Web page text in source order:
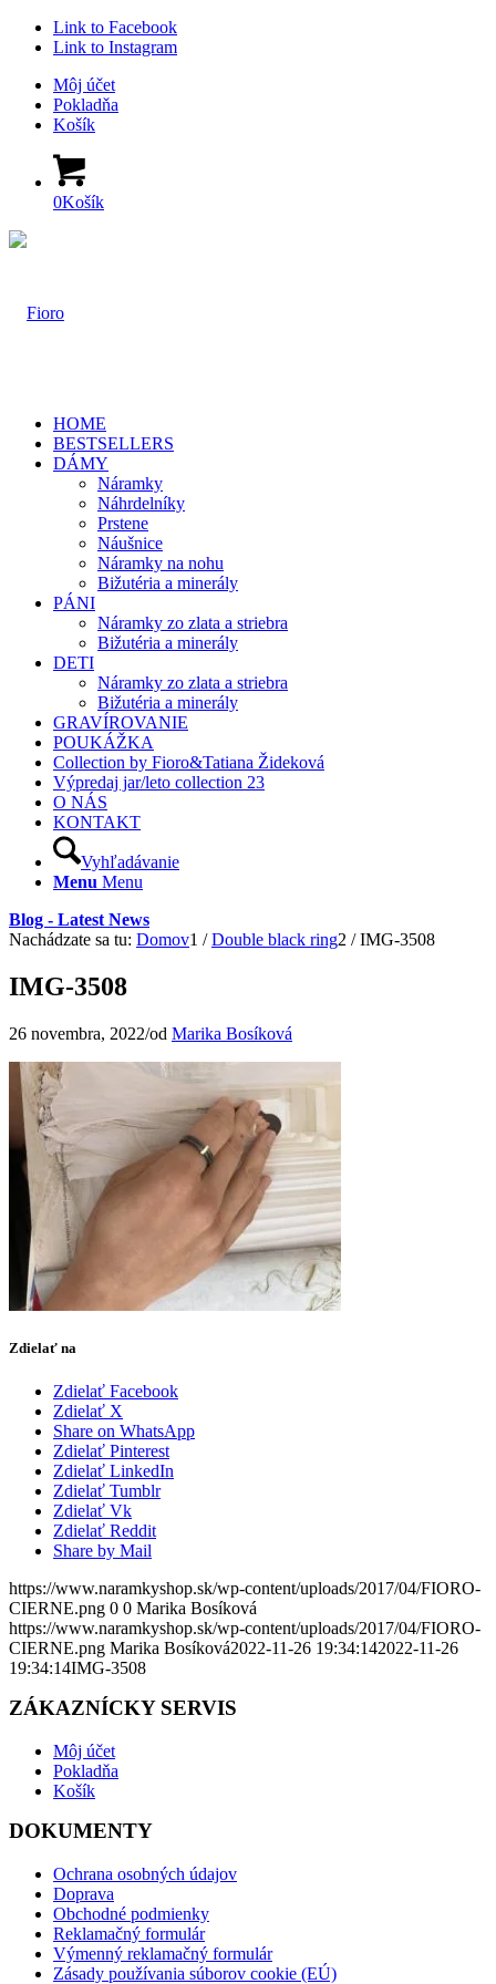
Link to Facebook
Link to Instagram
Môj účet
Pokladňa
Košík
0Košík
HOME
BESTSELLERS
DÁMY
Náramky
Náhrdelníky
Prstene
Náušnice
Náramky na nohu
Bižutéria a minerály
PÁNI
Náramky zo zlata a striebra
Bižutéria a minerály
DETI
Náramky zo zlata a striebra
Bižutéria a minerály
GRAVÍROVANIE
POUKÁŽKA
Collection by Fioro&Tatiana Žideková
Výpredaj jar/leto collection 23
O NÁS
KONTAKT
Vyhľadávanie
Menu Menu
Blog - Latest News
Nachádzate sa tu: Domov1 / Double black ring2 / IMG-3508
IMG-3508
26 novembra, 2022/od Marika Bosíková
Zdielať na
Zdielať Facebook
Zdielať X
Share on WhatsApp
Zdielať Pinterest
Zdielať LinkedIn
Zdielať Tumblr
Zdielať Vk
Zdielať Reddit
Share by Mail
https://www.naramkyshop.sk/wp-content/uploads/2017/04/FIORO-
CIERNE.png 0 0 Marika Bosíková
https://www.naramkyshop.sk/wp-content/uploads/2017/04/FIORO-
CIERNE.png Marika Bosíková2022-11-26 19:34:142022-11-26
19:34:14IMG-3508
ZÁKAZNÍCKY SERVIS
Môj účet
Pokladňa
Košík
DOKUMENTY
Ochrana osobných údajov
Doprava
Obchodné podmienky
Reklamačný formulár
Výmenný reklamačný formulár
Zásady používania súborov cookie (EÚ)